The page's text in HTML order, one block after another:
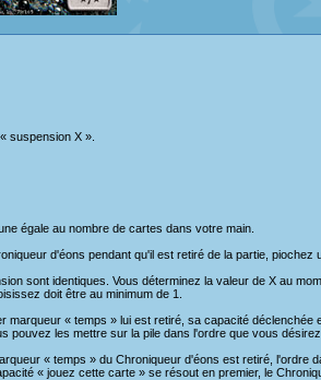
suspension X ».
égale au nombre de cartes dans votre main.
d'éons pendant qu'il est retiré de la partie, piochez
sont identiques. Vous déterminez la valeur de X au
doit être au minimum de 1.
« temps » lui est retiré, sa capacité déclenchée
pouvez les mettre sur la pile dans l'ordre que vous désirez.
« temps » du Chroniqueur d'éons est retiré, l'ordre
« jouez cette carte » se résout en premier, le